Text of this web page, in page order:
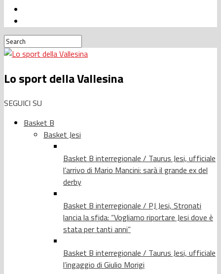
Lo sport della Vallesina
SEGUICI SU
Basket B
Basket Jesi
Basket B interregionale / Taurus Jesi, ufficiale
l’arrivo di Mario Mancini: sarà il grande ex del
derby
Basket B interregionale / PJ Jesi, Stronati
lancia la sfida: “Vogliamo riportare Jesi dove è
stata per tanti anni”
Basket B interregionale / Taurus Jesi, ufficiale
l’ingaggio di Giulio Morigi